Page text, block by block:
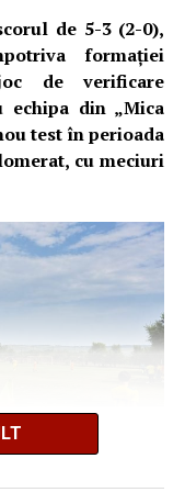
de 5-3 (2-0),
formației
de verificare
echipa din „Mica
test în perioada
cu meciuri